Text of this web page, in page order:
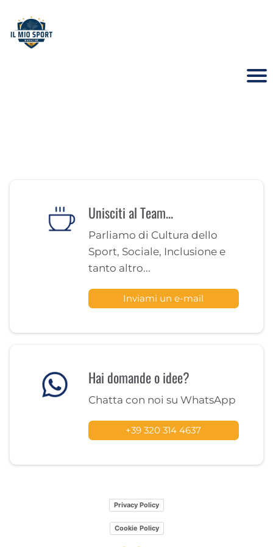
Unisciti al Team...
Parliamo di Cultura dello
Sport, Sociale, Inclusione e
tanto altro...
Inviami un e-mail
Hai domande o idee?
Chatta con noi su WhatsApp
+39 320 314 4637
Privacy Policy
Cookie Policy